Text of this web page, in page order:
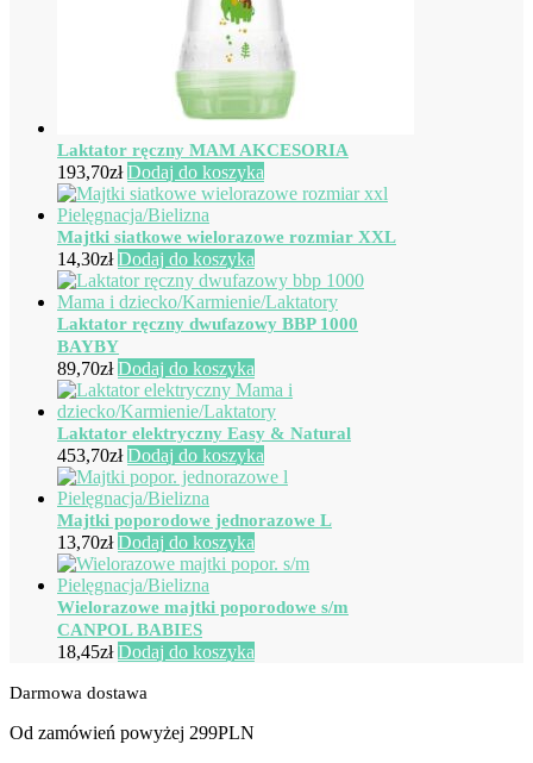
Laktator ręczny MAM AKCESORIA
193,70zł Dodaj do koszyka
Majtki siatkowe wielorazowe rozmiar XXL
14,30zł Dodaj do koszyka
Laktator ręczny dwufazowy BBP 1000
BAYBY
89,70zł Dodaj do koszyka
Laktator elektryczny Easy & Natural
453,70zł Dodaj do koszyka
Majtki poporodowe jednorazowe L
13,70zł Dodaj do koszyka
Wielorazowe majtki poporodowe s/m
CANPOL BABIES
18,45zł Dodaj do koszyka
Darmowa dostawa
Od zamówień powyżej 299PLN